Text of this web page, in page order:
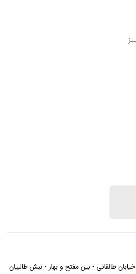
طالقانی - بین مفتح و بهار - نبش طالبیان